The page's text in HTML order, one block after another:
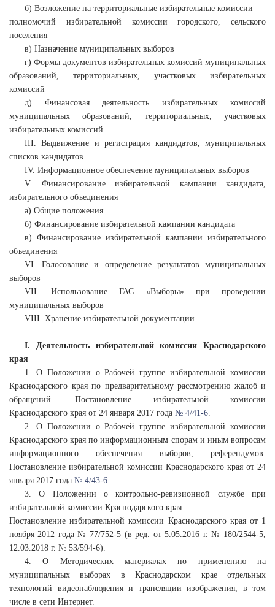
б) Возложение на территориальные избирательные комиссии
полномочий избирательной комиссии городского, сельского
поселения
в) Назначение муниципальных выборов
г) Формы документов избирательных комиссий муниципальных
образований, территориальных, участковых избирательных
комиссий
д) Финансовая деятельность избирательных комиссий
муниципальных образований, территориальных, участковых
избирательных комиссий
III. Выдвижение и регистрация кандидатов, муниципальных
списков кандидатов
IV. Информационное обеспечение муниципальных выборов
V. Финансирование избирательной кампании кандидата,
избирательного объединения
а) Общие положения
б) Финансирование избирательной кампании кандидата
в) Финансирование избирательной кампании избирательного
объединения
VI. Голосование и определение результатов муниципальных
выборов
VII. Использование ГАС «Выборы» при проведении
муниципальных выборов
VIII. Хранение избирательной документации
I. Деятельность избирательной комиссии Краснодарского
края
1. О Положении о Рабочей группе избирательной комиссии
Краснодарского края по предварительному рассмотрению жалоб и
обращений. Постановление избирательной комиссии
Краснодарского края от 24 января 2017 года № 4/41-6.
2. О Положении о Рабочей группе избирательной комиссии
Краснодарского края по информационным спорам и иным вопросам
информационного обеспечения выборов, референдумов.
Постановление избирательной комиссии Краснодарского края от 24
января 2017 года № 4/43-6.
3. О Положении о контрольно-ревизионной службе при
избирательной комиссии Краснодарского края.
Постановление избирательной комиссии Краснодарского края от 1
ноября 2012 года № 77/752-5 (в ред. от 5.05.2016 г. № 180/2544-5,
12.03.2018 г. № 53/594-6).
4. О Методических материалах по применению на
муниципальных выборах в Краснодарском крае отдельных
технологий видеонаблюдения и трансляции изображения, в том
числе в сети Интернет.